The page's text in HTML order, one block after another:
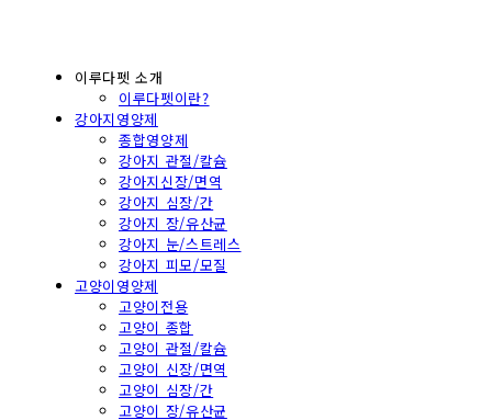
이루다펫 소개
이루다펫이란?
강아지영양제
종합영양제
강아지 관절/칼슘
강아지신장/면역
강아지 심장/간
강아지 장/유산균
강아지 눈/스트레스
강아지 피모/모질
고양이영양제
고양이전용
고양이 종합
고양이 관절/칼슘
고양이 신장/면역
고양이 심장/간
고양이 장/유산균